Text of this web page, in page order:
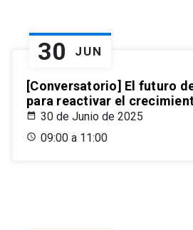
30 JUN
[Conversatorio] El futuro
para reactivar el
30 de Junio de 2025
09:00 a 11:00